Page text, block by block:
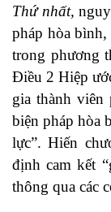
Thứ nhất,
pháp hòa
trong phương
Điều 2 Hiệp
gia thành viên
biện pháp hòa
lực”. Hiến
định cam kết
thông qua các